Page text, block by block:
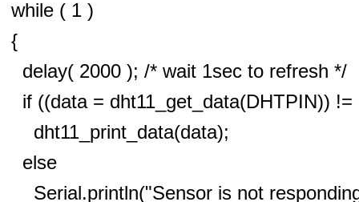
while ( 1 )
{
delay( 2000 ); /* wait 1sec to refresh */
if ((data = dht11_get_data(DHTPIN)) !=
dht11_print_data(data);
else
Serial.println("Sensor is not